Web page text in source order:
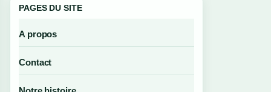
PAGES DU SITE
A propos
Contact